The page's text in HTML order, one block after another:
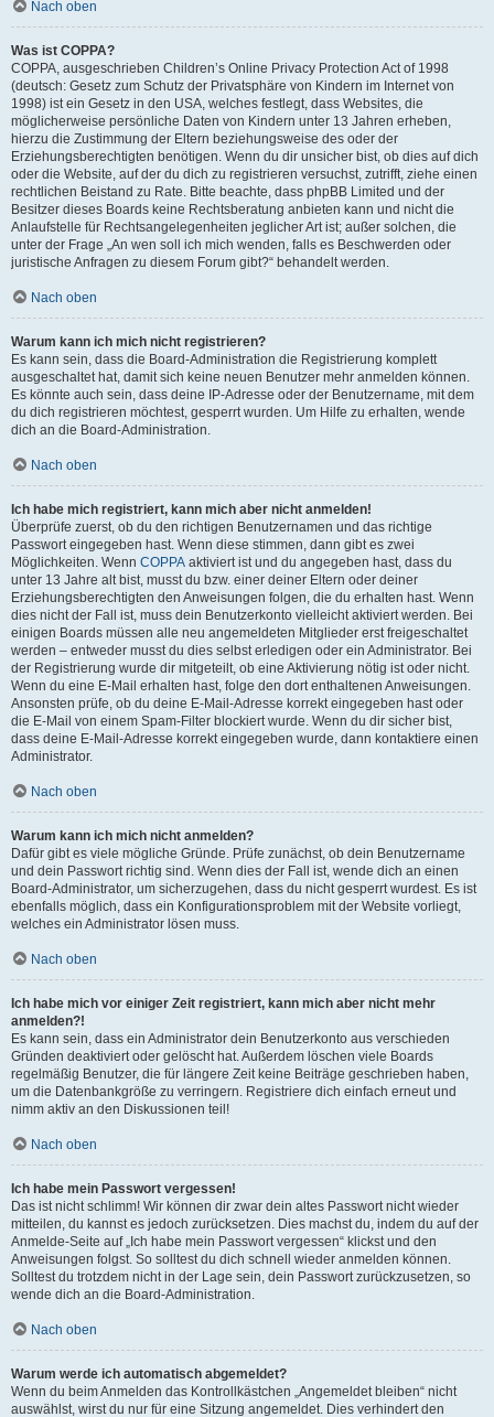
Nach oben
Was ist COPPA?
COPPA, ausgeschrieben Children’s Online Privacy Protection Act of 1998
(deutsch: Gesetz zum Schutz der Privatsphäre von Kindern im Internet von
1998) ist ein Gesetz in den USA, welches festlegt, dass Websites, die
möglicherweise persönliche Daten von Kindern unter 13 Jahren erheben,
hierzu die Zustimmung der Eltern beziehungsweise des oder der
Erziehungsberechtigten benötigen. Wenn du dir unsicher bist, ob dies auf dich
oder die Website, auf der du dich zu registrieren versuchst, zutrifft, ziehe einen
rechtlichen Beistand zu Rate. Bitte beachte, dass phpBB Limited und der
Besitzer dieses Boards keine Rechtsberatung anbieten kann und nicht die
Anlaufstelle für Rechtsangelegenheiten jeglicher Art ist; außer solchen, die
unter der Frage „An wen soll ich mich wenden, falls es Beschwerden oder
juristische Anfragen zu diesem Forum gibt?“ behandelt werden.
Nach oben
Warum kann ich mich nicht registrieren?
Es kann sein, dass die Board-Administration die Registrierung komplett
ausgeschaltet hat, damit sich keine neuen Benutzer mehr anmelden können.
Es könnte auch sein, dass deine IP-Adresse oder der Benutzername, mit dem
du dich registrieren möchtest, gesperrt wurden. Um Hilfe zu erhalten, wende
dich an die Board-Administration.
Nach oben
Ich habe mich registriert, kann mich aber nicht anmelden!
Überprüfe zuerst, ob du den richtigen Benutzernamen und das richtige
Passwort eingegeben hast. Wenn diese stimmen, dann gibt es zwei
Möglichkeiten. Wenn COPPA aktiviert ist und du angegeben hast, dass du
unter 13 Jahre alt bist, musst du bzw. einer deiner Eltern oder deiner
Erziehungsberechtigten den Anweisungen folgen, die du erhalten hast. Wenn
dies nicht der Fall ist, muss dein Benutzerkonto vielleicht aktiviert werden. Bei
einigen Boards müssen alle neu angemeldeten Mitglieder erst freigeschaltet
werden – entweder musst du dies selbst erledigen oder ein Administrator. Bei
der Registrierung wurde dir mitgeteilt, ob eine Aktivierung nötig ist oder nicht.
Wenn du eine E-Mail erhalten hast, folge den dort enthaltenen Anweisungen.
Ansonsten prüfe, ob du deine E-Mail-Adresse korrekt eingegeben hast oder
die E-Mail von einem Spam-Filter blockiert wurde. Wenn du dir sicher bist,
dass deine E-Mail-Adresse korrekt eingegeben wurde, dann kontaktiere einen
Administrator.
Nach oben
Warum kann ich mich nicht anmelden?
Dafür gibt es viele mögliche Gründe. Prüfe zunächst, ob dein Benutzername
und dein Passwort richtig sind. Wenn dies der Fall ist, wende dich an einen
Board-Administrator, um sicherzugehen, dass du nicht gesperrt wurdest. Es ist
ebenfalls möglich, dass ein Konfigurationsproblem mit der Website vorliegt,
welches ein Administrator lösen muss.
Nach oben
Ich habe mich vor einiger Zeit registriert, kann mich aber nicht mehr
anmelden?!
Es kann sein, dass ein Administrator dein Benutzerkonto aus verschieden
Gründen deaktiviert oder gelöscht hat. Außerdem löschen viele Boards
regelmäßig Benutzer, die für längere Zeit keine Beiträge geschrieben haben,
um die Datenbankgröße zu verringern. Registriere dich einfach erneut und
nimm aktiv an den Diskussionen teil!
Nach oben
Ich habe mein Passwort vergessen!
Das ist nicht schlimm! Wir können dir zwar dein altes Passwort nicht wieder
mitteilen, du kannst es jedoch zurücksetzen. Dies machst du, indem du auf der
Anmelde-Seite auf „Ich habe mein Passwort vergessen“ klickst und den
Anweisungen folgst. So solltest du dich schnell wieder anmelden können.
Solltest du trotzdem nicht in der Lage sein, dein Passwort zurückzusetzen, so
wende dich an die Board-Administration.
Nach oben
Warum werde ich automatisch abgemeldet?
Wenn du beim Anmelden das Kontrollkästchen „Angemeldet bleiben“ nicht
auswählst, wirst du nur für eine Sitzung angemeldet. Dies verhindert den